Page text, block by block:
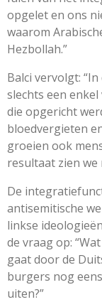
opgelet en ons
waarom
Hezbollah.”
Balci vervolgt:
slechts een
die opgericht
bloedvergieten
groeien ook
resultaat zien we
De
antisemitische
linkse
de vraag op:
gaat door de
burgers nog
uiten?”